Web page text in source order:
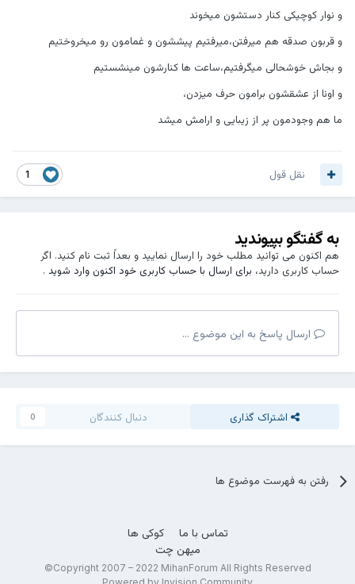
و نوار کوچیکی کنار دستشون میخوند
و قربون صدقه هم میرفتن،میرفتیم پیششون و غمامون رو میخروختیم
و بجاش خوشحالی میگرفتیم،ساعت ها کنارشون مینشستیم
و اونا از عشقشون برامون حرف میزدن،
ما هم وجودمون پر از زیبایی و ارامش میشد
نقل قول
به گفتگو بپیوندید
هم اکنون می توانید مطلب خود را ارسال نمایید و بعداً ثبت نام کنید. اگر
حساب کاربری دارید، برای ارسال با حساب کاربری خود اکنون وارد شوید.
ارسال پاسخ به این موضوع ...
اشتراک گذاری دنبال کنندگان 0
رفتن به فهرست موضوع ها
تماس با ما
کوکی ها
میهن چت
Copyright 2007 – 2022 MihanForum All Rights Reserved©